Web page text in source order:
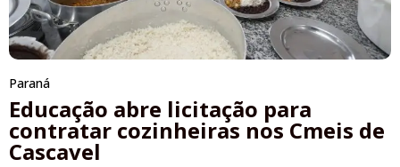
Paraná
Educação abre licitação para
contratar cozinheiras nos Cmeis de
Cascavel